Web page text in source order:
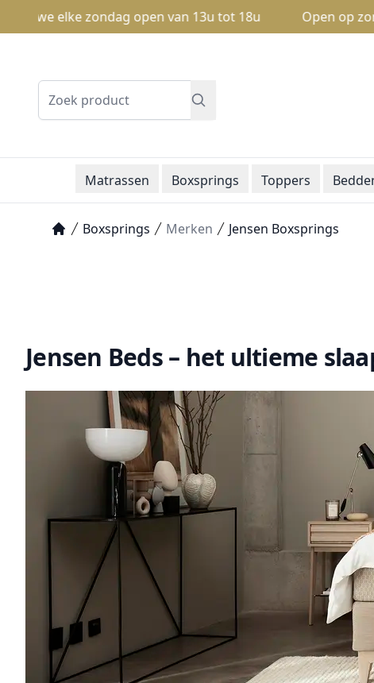
zondag open van 13u tot 18u Open op zondag:
Zoeken
Matrassen Boxsprings Toppers
Boxsprings Merken Jensen Boxsprings
Jensen Beds – het ultieme